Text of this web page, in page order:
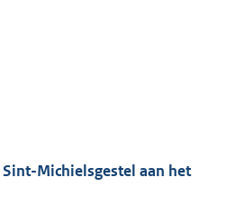
Sint-Michielsgestel aan het